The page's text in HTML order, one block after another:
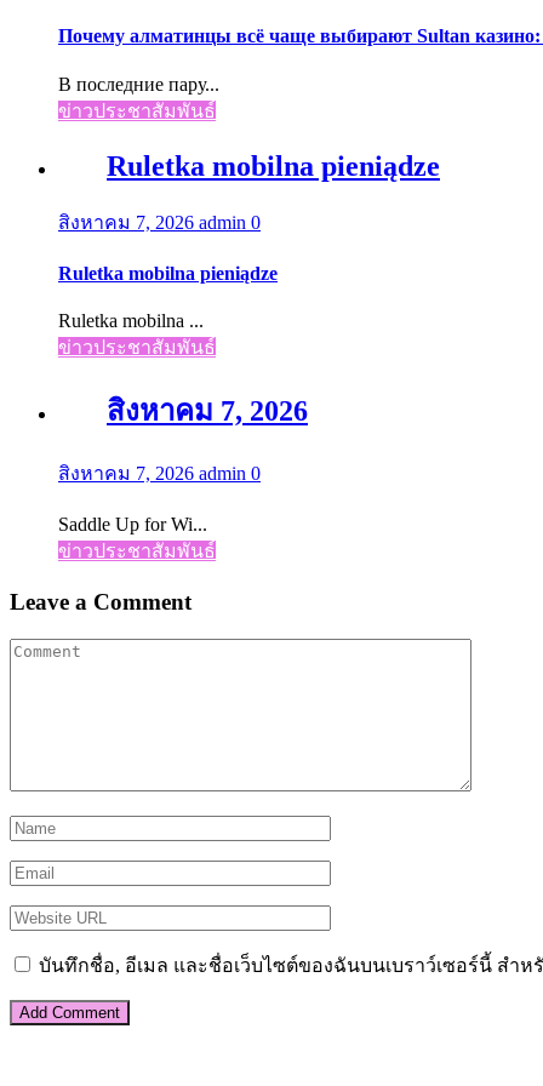
Почему алматинцы всё чаще выбирают Sultan казино:
В последние пару...
ข่าวประชาสัมพันธ์
Ruletka mobilna pieniądze
สิงหาคม 7, 2026 admin 0
Ruletka mobilna pieniądze
Ruletka mobilna ...
ข่าวประชาสัมพันธ์
สิงหาคม 7, 2026
สิงหาคม 7, 2026 admin 0
Saddle Up for Wi...
ข่าวประชาสัมพันธ์
Leave a Comment
บันทึกชื่อ, อีเมล และชื่อเว็บไซต์ของฉันบนเบราว์เซอร์นี้ สำห